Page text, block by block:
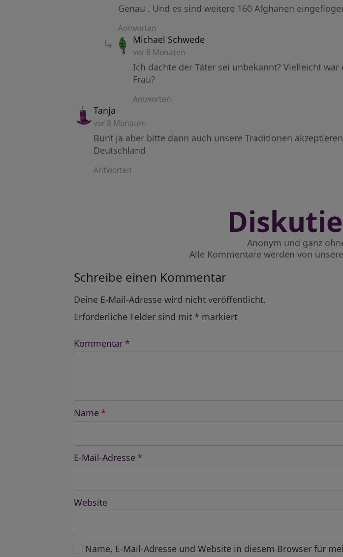
Genau . Und es sind weitere 160 Afghanen
Antworten
Michael Schwede
vor 8 Monaten
Ich dachte der Täter sei unbekannt? Vielleicht
Frau?
Antworten
Tanja
vor 8 Monaten
Bunt ja aber bitte dann auch unsere Traditionen
Deutschland
Antworten
Anonym und ganz
Alle Kommentare werden von
Schreibe einen Kommentar
Deine E-Mail-Adresse wird nicht veröffentlicht.
Erforderliche Felder sind mit * markiert
Kommentar *
Name *
E-Mail-Adresse *
Website
Name, E-Mail-Adresse und Website in diesem Browser für